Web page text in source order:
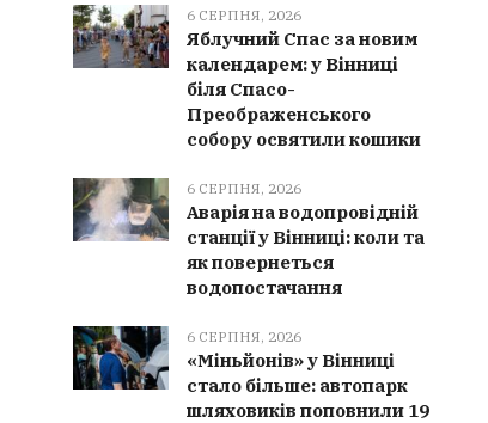
6 СЕРПНЯ, 2026
Яблучний Спас за новим
календарем: у Вінниці
біля Спасо-
Преображенського
собору освятили кошики
6 СЕРПНЯ, 2026
Аварія на водопровідній
станції у Вінниці: коли та
як повернеться
водопостачання
6 СЕРПНЯ, 2026
«Міньйонів» у Вінниці
стало більше: автопарк
шляховиків поповнили 19